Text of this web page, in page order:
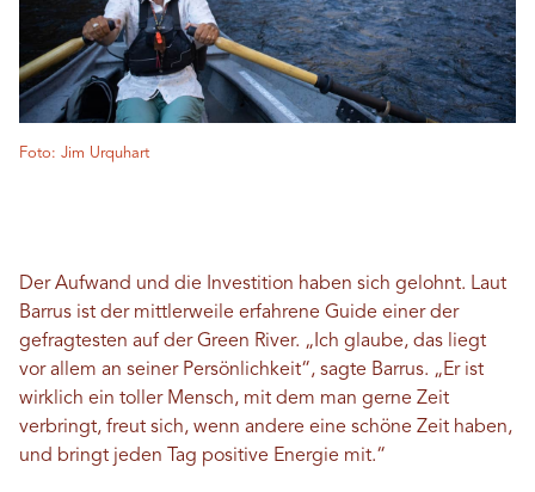
Foto: Jim Urquhart
Der Aufwand und die Investition haben sich gelohnt. Laut
Barrus ist der mittlerweile erfahrene Guide einer der
gefragtesten auf der Green River. „Ich glaube, das liegt
vor allem an seiner Persönlichkeit“, sagte Barrus. „Er ist
wirklich ein toller Mensch, mit dem man gerne Zeit
verbringt, freut sich, wenn andere eine schöne Zeit haben,
und bringt jeden Tag positive Energie mit.“